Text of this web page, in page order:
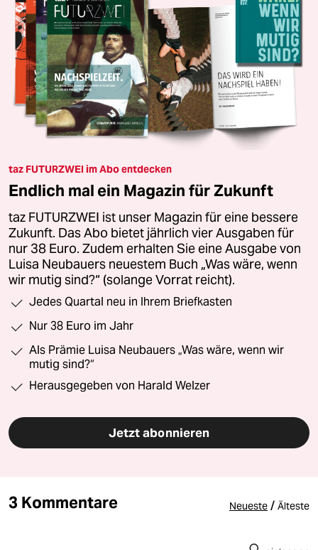
taz FUTURZWEI im Abo entdecken
Endlich mal ein Magazin für Zukunft
taz FUTURZWEI ist unser Magazin für eine bessere
Zukunft. Das Abo bietet jährlich vier Ausgaben für
nur 38 Euro. Zudem erhalten Sie eine Ausgabe von
Luisa Neubauers neuestem Buch „Was wäre, wenn
wir mutig sind?“ (solange Vorrat reicht).
Jedes Quartal neu in Ihrem Briefkasten
Nur 38 Euro im Jahr
Als Prämie Luisa Neubauers „Was wäre, wenn wir
mutig sind?“
Herausgegeben von Harald Welzer
Jetzt abonnieren
3 Kommentare Neueste / Älteste